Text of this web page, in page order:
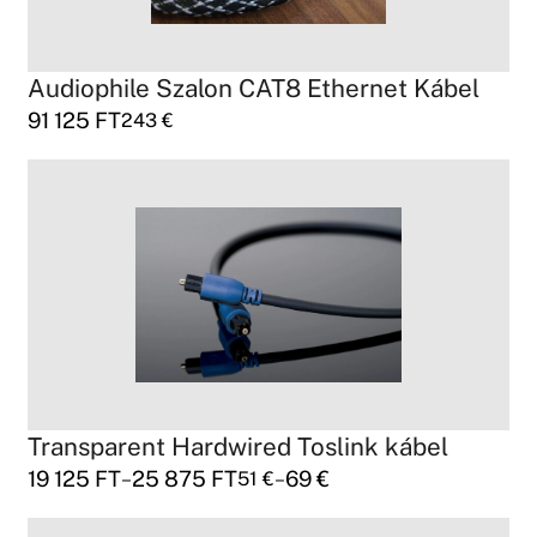
Audiophile Szalon CAT8 Ethernet Kábel
91 125 FT243€
Transparent Hardwired Toslink kábel
19 125 FT–25 875 FT51€–69€